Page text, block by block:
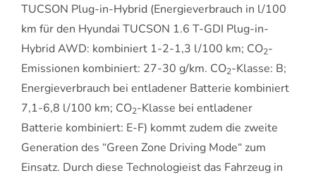
TUCSON Plug-in-Hybrid (Energieverbrauch in l/100
km für den Hyundai TUCSON 1.6 T-GDI Plug-in-
Hybrid AWD: kombiniert 1-2-1,3 l/100 km; CO2-
Emissionen kombiniert: 27-30 g/km. CO2-Klasse: B;
Energieverbrauch bei entladener Batterie kombiniert
7,1-6,8 l/100 km; CO2-Klasse bei entladener
Batterie kombiniert: E-F) kommt zudem die zweite
Generation des “Green Zone Driving Mode“ zum
Einsatz. Durch diese Technologieist das Fahrzeug in